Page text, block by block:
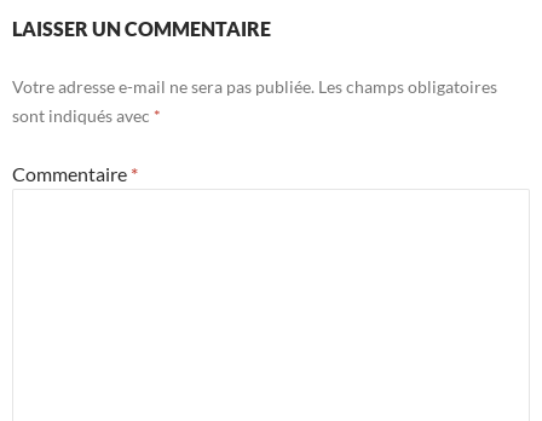
LAISSER UN COMMENTAIRE
Votre adresse e-mail ne sera pas publiée. Les champs obligatoires
sont indiqués avec *
Commentaire *